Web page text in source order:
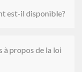
est-il disponible?
propos de la loi